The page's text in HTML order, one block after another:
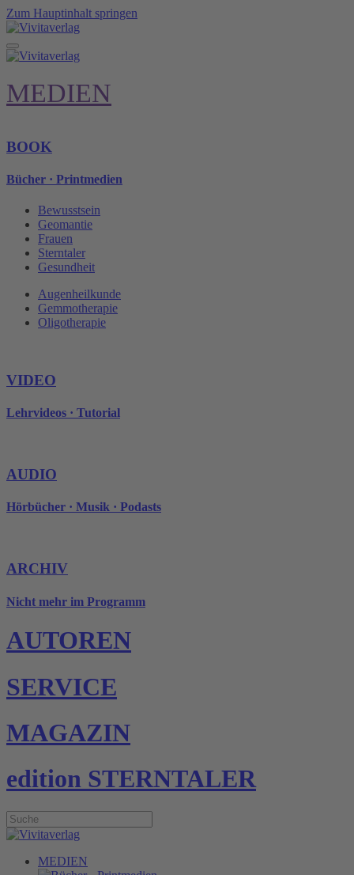
Zum Hauptinhalt springen
MEDIEN
BOOK
Bücher · Printmedien
Bewusstsein
Geomantie
Frauen
Sterntaler
Gesundheit
Augenheilkunde
Gemmotherapie
Oligotherapie
VIDEO
Lehrvideos · Tutorial
AUDIO
Hörbücher · Musik · Podasts
ARCHIV
Nicht mehr im Programm
AUTOREN
SERVICE
MAGAZIN
edition STERNTALER
MEDIEN